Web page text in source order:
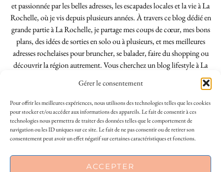
Gérer le consentement
Pour offrir les meilleures expériences, nous utilisons des technologies telles que les cookies
pour stocker et/ou accéder aux informations des appareils. Le fait de consentir à ces
technologies nous permettra de traiter des données telles que le comportement de
navigation ou les ID uniques sur ce site. Le fait de ne pas consentir ou de retirer son
consentement peut avoir un effet négatif sur certaines caractéristiques et fonctions.
ACCEPTER
et passionnée par les belles adresses, les escapades locales et la vie à La
Rochelle, où je vis depuis plusieurs années. À travers ce blog dédié en
grande partie à La Rochelle, je partage mes coups de cœur, mes bons
plans, des idées de sorties en solo ou à plusieurs, et mes meilleures
adresses rochelaises pour bruncher, se balader, faire du shopping ou
découvrir la région autrement. Vous cherchez un blog lifestyle à La
Rochelle, tenu par une locale ? Vous êtes au bon endroit. Que vous
soyez Rochelais·e ou de passage dans notre belle ville, j’espère que mes
articles vous aideront à profiter de La Rochelle comme un·e vrai·e
initié·e. !